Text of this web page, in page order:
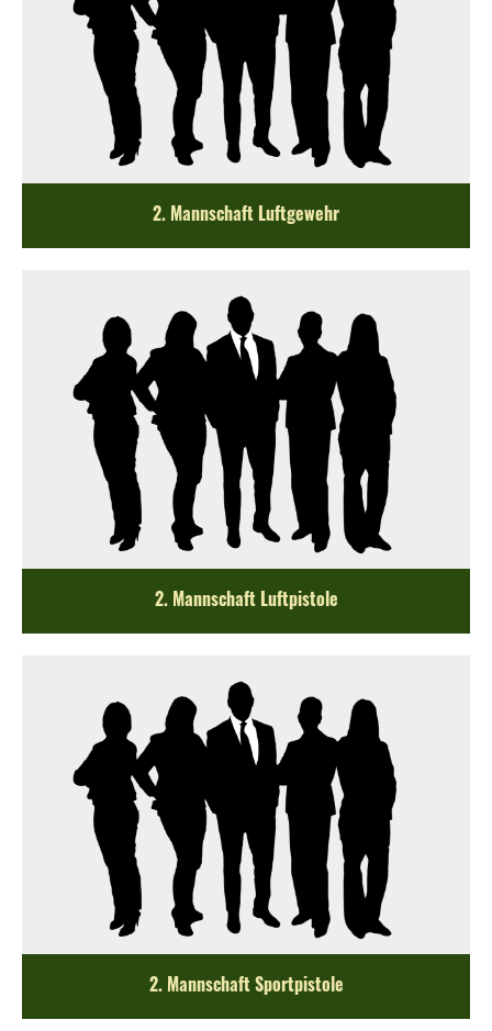
2. Mannschaft Luftgewehr
2. Mannschaft Luftpistole
2. Mannschaft Sportpistole